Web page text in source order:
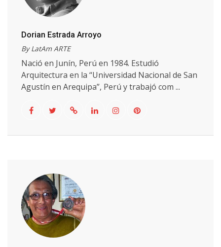
Dorian Estrada Arroyo
By LatAm ARTE
Nació en Junín, Perú en 1984. Estudió
Arquitectura en la “Universidad Nacional de San
Agustín en Arequipa”, Perú y trabajó com ...